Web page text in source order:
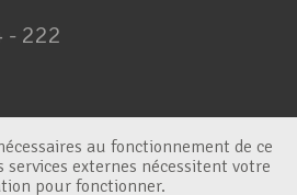
- 222
au fonctionnement de ce
externes nécessitent votre
pour fonctionner.